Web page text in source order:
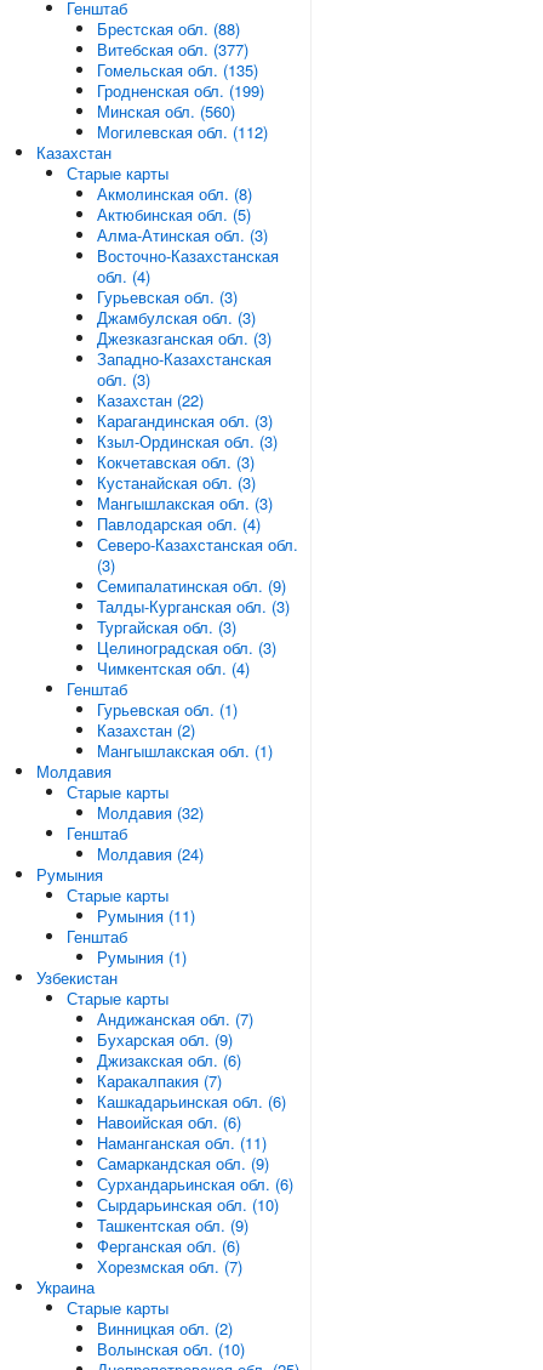
Генштаб
Брестская обл. (88)
Витебская обл. (377)
Гомельская обл. (135)
Гродненская обл. (199)
Минская обл. (560)
Могилевская обл. (112)
Казахстан
Старые карты
Акмолинская обл. (8)
Актюбинская обл. (5)
Алма-Атинская обл. (3)
Восточно-Казахстанская
обл. (4)
Гурьевская обл. (3)
Джамбулская обл. (3)
Джезказганская обл. (3)
Западно-Казахстанская
обл. (3)
Казахстан (22)
Карагандинская обл. (3)
Кзыл-Ординская обл. (3)
Кокчетавская обл. (3)
Кустанайская обл. (3)
Мангышлакская обл. (3)
Павлодарская обл. (4)
Северо-Казахстанская обл.
(3)
Семипалатинская обл. (9)
Талды-Курганская обл. (3)
Тургайская обл. (3)
Целиноградская обл. (3)
Чимкентская обл. (4)
Генштаб
Гурьевская обл. (1)
Казахстан (2)
Мангышлакская обл. (1)
Молдавия
Старые карты
Молдавия (32)
Генштаб
Молдавия (24)
Румыния
Старые карты
Румыния (11)
Генштаб
Румыния (1)
Узбекистан
Старые карты
Андижанская обл. (7)
Бухарская обл. (9)
Джизакская обл. (6)
Каракалпакия (7)
Кашкадарьинская обл. (6)
Навоийская обл. (6)
Наманганская обл. (11)
Самаркандская обл. (9)
Сурхандарьинская обл. (6)
Сырдарьинская обл. (10)
Ташкентская обл. (9)
Ферганская обл. (6)
Хорезмская обл. (7)
Украина
Старые карты
Винницкая обл. (2)
Волынская обл. (10)